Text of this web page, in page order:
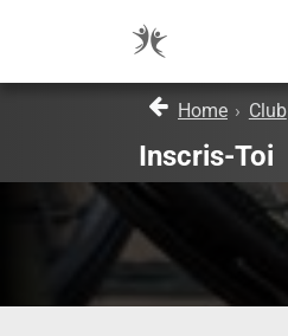
Home › Club
Inscris-Toi